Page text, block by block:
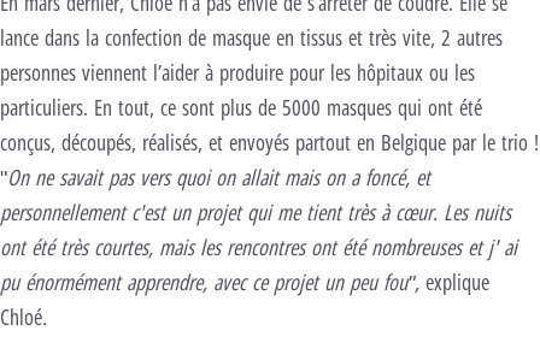
lance dans la confection de masque en tissus et très vite, 2 autres
personnes viennent l’aider à produire pour les hôpitaux ou les
particuliers. En tout, ce sont plus de 5000 masques qui ont été
conçus, découpés, réalisés, et envoyés partout en Belgique par le trio !
"On ne savait pas vers quoi on allait mais on a foncé, et
personnellement c'est un projet qui me tient très à cœur. Les nuits
ont été très courtes, mais les rencontres ont été nombreuses et j' ai
pu énormément apprendre, avec ce projet un peu fou", explique
Chloé.